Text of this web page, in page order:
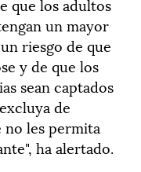
que los adultos
un mayor
riesgo de que
y de que los
sean captados
de
no les permita
ha alertado.